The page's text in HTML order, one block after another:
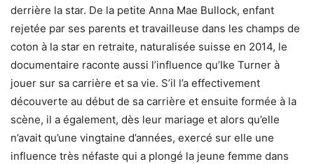
derrière la star. De la petite Anna Mae Bullock, enfant
rejetée par ses parents et travailleuse dans les champs de
coton à la star en retraite, naturalisée suisse en 2014, le
documentaire raconte aussi l’influence qu’Ike Turner à
jouer sur sa carrière et sa vie. S’il l’a effectivement
découverte au début de sa carrière et ensuite formée à la
scène, il a également, dès leur mariage et alors qu’elle
n’avait qu’une vingtaine d’années, exercé sur elle une
influence très néfaste qui a plongé la jeune femme dans